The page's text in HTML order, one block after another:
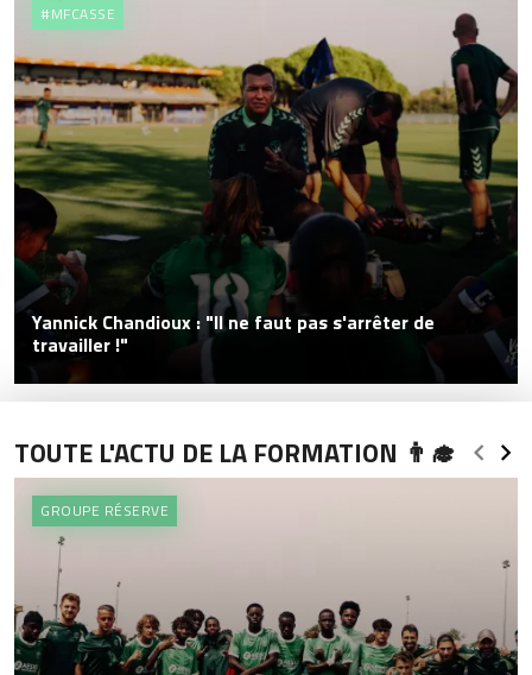
#MFCASSE
Yannick Chandioux : "Il ne faut pas s'arrêter de
travailler !"
TOUTE L'ACTU DE LA FORMATION 👨‍🎓
GROUPE RÉSERVE